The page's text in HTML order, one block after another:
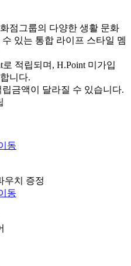
점그룹의 다양한 생활 문화
있는 통합 라이프 스타일 멤
적립되며, H.Point 미가입
니다.
금액이 달라질 수 있습니다.
동
우치 증정
동